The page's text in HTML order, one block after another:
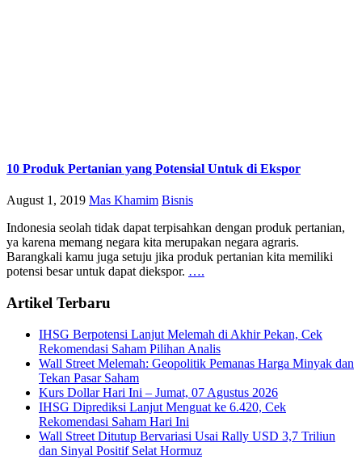
10 Produk Pertanian yang Potensial Untuk di Ekspor
August 1, 2019 Mas Khamim Bisnis
Indonesia seolah tidak dapat terpisahkan dengan produk pertanian,
ya karena memang negara kita merupakan negara agraris.
Barangkali kamu juga setuju jika produk pertanian kita memiliki
potensi besar untuk dapat diekspor. ….
Artikel Terbaru
IHSG Berpotensi Lanjut Melemah di Akhir Pekan, Cek
Rekomendasi Saham Pilihan Analis
Wall Street Melemah: Geopolitik Pemanas Harga Minyak dan
Tekan Pasar Saham
Kurs Dollar Hari Ini – Jumat, 07 Agustus 2026
IHSG Diprediksi Lanjut Menguat ke 6.420, Cek
Rekomendasi Saham Hari Ini
Wall Street Ditutup Bervariasi Usai Rally USD 3,7 Triliun
dan Sinyal Positif Selat Hormuz